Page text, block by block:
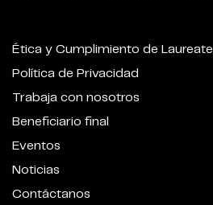
Ética y Cumplimiento de Laureate
Política de Privacidad
Trabaja con nosotros
Beneficiario final
Eventos
Noticias
Contáctanos